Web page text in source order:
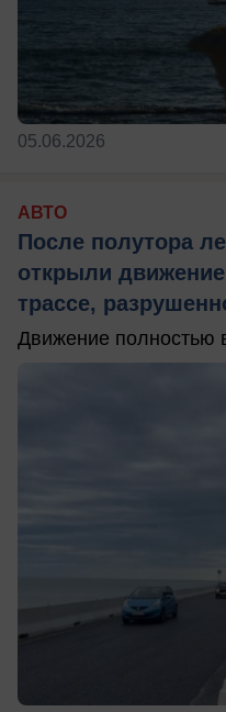
05.06.2026
АВТО
После полутора
открыли
трассе,
Движение полностью